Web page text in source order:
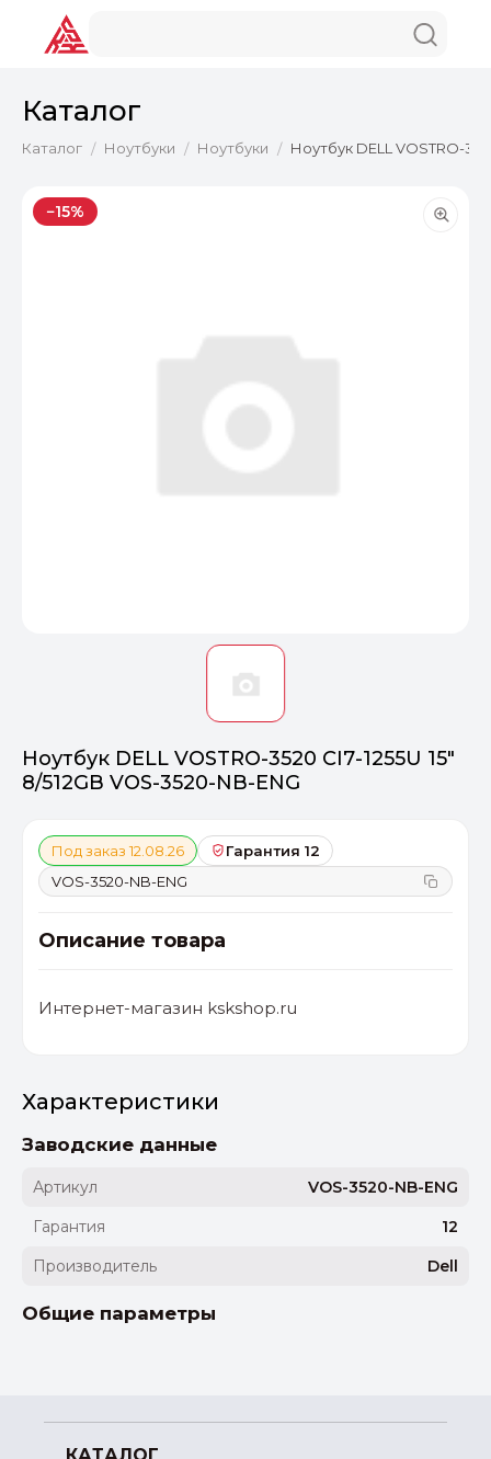
Каталог
Каталог / Ноутбуки / Ноутбуки / Ноутбук DELL VOSTRO-
−15%
Ноутбук DELL VOSTRO-3520 CI7-1255U 15"
8/512GB VOS-3520-NB-ENG
Под заказ 12.08.26
Гарантия 12
VOS-3520-NB-ENG
Описание товара
Интернет-магазин kskshop.ru
Характеристики
Заводские данные
Артикул
VOS-3520-NB-ENG
Гарантия
12
Производитель
Dell
Общие параметры